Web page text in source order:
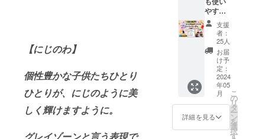
【にじのわ】
個性豊かな子供たちひとり
ひとりが、にじのように美
しく輝けますように。
グレイゾーンと言う表現で
び、卒業後
は音楽専門
学校入学。
後に舞台や
ミュージカ
ル、ショー
を中心に活
動。ピアノ
ラウンジに
てシンガー
いっぱ
いで挑
戦して
いま
す。 で
も正
直、不
安や緊
張もあ
る中
で、ご
支援い
ただい
う！】
5月26日
の本番
に向け
て、練
習を重
ねてい
るリ
ハーサ
ル風景
を編集
した貴
重な動
やすく
てお洒
落！！
日本の
どこか
へ、世
界のど
こかへ
ご一緒
に、に
じのわ
トート
バッグ
でお出
支援
者：
25人
お届
け予
定：
2024
年05
月
詳細を見る
こ
の
リ
タ
ー
ン
を
選
択
す